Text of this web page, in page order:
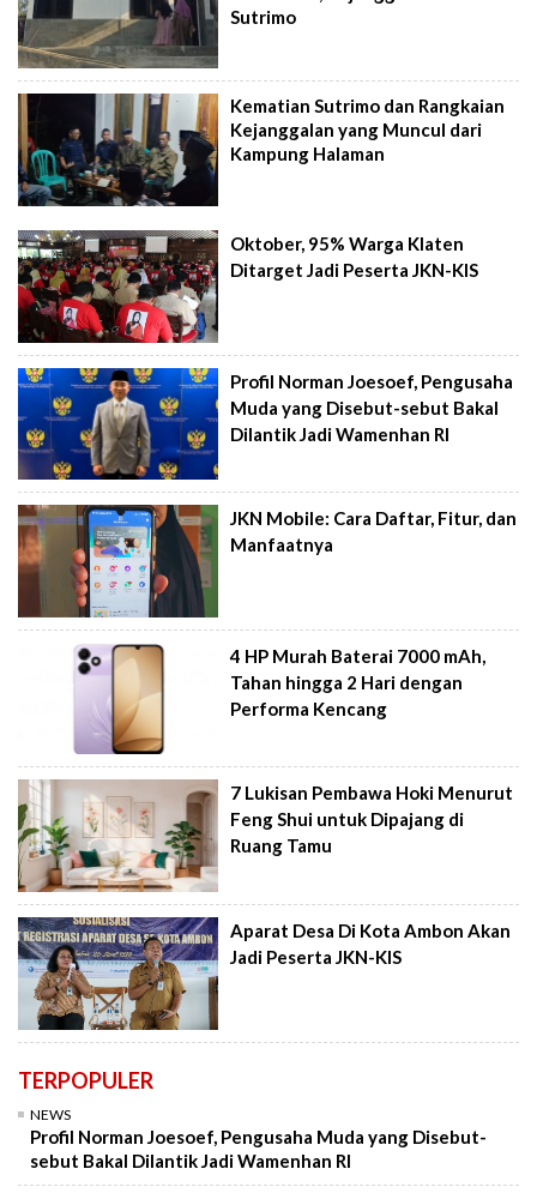
Sutrimo
Kematian Sutrimo dan Rangkaian
Kejanggalan yang Muncul dari
Kampung Halaman
Oktober, 95% Warga Klaten
Ditarget Jadi Peserta JKN-KIS
Profil Norman Joesoef, Pengusaha
Muda yang Disebut-sebut Bakal
Dilantik Jadi Wamenhan RI
JKN Mobile: Cara Daftar, Fitur, dan
Manfaatnya
4 HP Murah Baterai 7000 mAh,
Tahan hingga 2 Hari dengan
Performa Kencang
7 Lukisan Pembawa Hoki Menurut
Feng Shui untuk Dipajang di
Ruang Tamu
Aparat Desa Di Kota Ambon Akan
Jadi Peserta JKN-KIS
TERPOPULER
NEWS
Profil Norman Joesoef, Pengusaha Muda yang Disebut-
sebut Bakal Dilantik Jadi Wamenhan RI